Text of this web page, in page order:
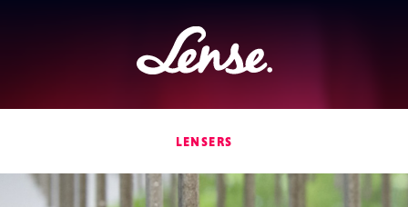
Lense
LENSERS